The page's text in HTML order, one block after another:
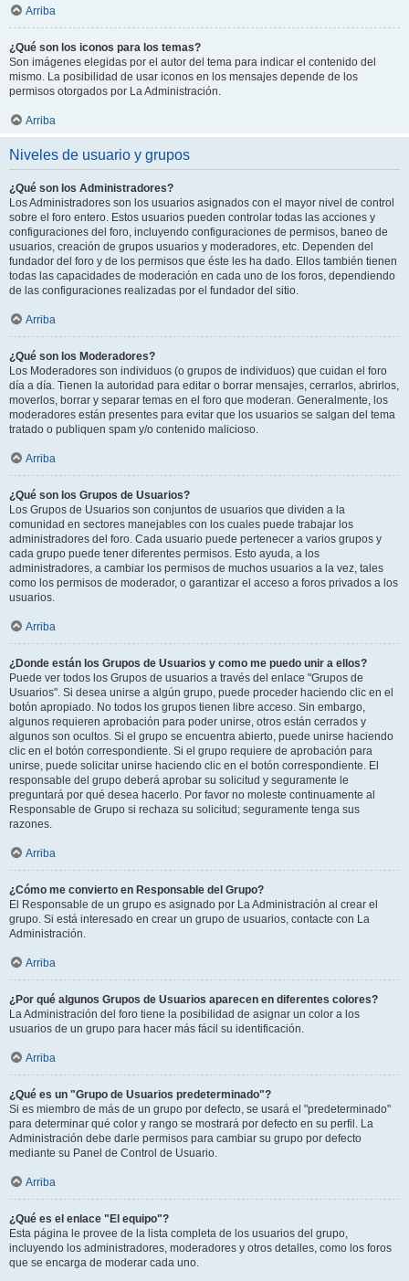
Arriba
¿Qué son los iconos para los temas?
Son imágenes elegidas por el autor del tema para indicar el contenido del
mismo. La posibilidad de usar iconos en los mensajes depende de los
permisos otorgados por La Administración.
Arriba
Niveles de usuario y grupos
¿Qué son los Administradores?
Los Administradores son los usuarios asignados con el mayor nivel de control
sobre el foro entero. Estos usuarios pueden controlar todas las acciones y
configuraciones del foro, incluyendo configuraciones de permisos, baneo de
usuarios, creación de grupos usuarios y moderadores, etc. Dependen del
fundador del foro y de los permisos que éste les ha dado. Ellos también tienen
todas las capacidades de moderación en cada uno de los foros, dependiendo
de las configuraciones realizadas por el fundador del sitio.
Arriba
¿Qué son los Moderadores?
Los Moderadores son individuos (o grupos de individuos) que cuidan el foro
día a día. Tienen la autoridad para editar o borrar mensajes, cerrarlos, abrirlos,
moverlos, borrar y separar temas en el foro que moderan. Generalmente, los
moderadores están presentes para evitar que los usuarios se salgan del tema
tratado o publiquen spam y/o contenido malicioso.
Arriba
¿Qué son los Grupos de Usuarios?
Los Grupos de Usuarios son conjuntos de usuarios que dividen a la
comunidad en sectores manejables con los cuales puede trabajar los
administradores del foro. Cada usuario puede pertenecer a varios grupos y
cada grupo puede tener diferentes permisos. Esto ayuda, a los
administradores, a cambiar los permisos de muchos usuarios a la vez, tales
como los permisos de moderador, o garantizar el acceso a foros privados a los
usuarios.
Arriba
¿Donde están los Grupos de Usuarios y como me puedo unir a ellos?
Puede ver todos los Grupos de usuarios a través del enlace "Grupos de
Usuarios". Si desea unirse a algún grupo, puede proceder haciendo clic en el
botón apropiado. No todos los grupos tienen libre acceso. Sin embargo,
algunos requieren aprobación para poder unirse, otros están cerrados y
algunos son ocultos. Si el grupo se encuentra abierto, puede unirse haciendo
clic en el botón correspondiente. Si el grupo requiere de aprobación para
unirse, puede solicitar unirse haciendo clic en el botón correspondiente. El
responsable del grupo deberá aprobar su solicitud y seguramente le
preguntará por qué desea hacerlo. Por favor no moleste continuamente al
Responsable de Grupo si rechaza su solicitud; seguramente tenga sus
razones.
Arriba
¿Cómo me convierto en Responsable del Grupo?
El Responsable de un grupo es asignado por La Administración al crear el
grupo. Si está interesado en crear un grupo de usuarios, contacte con La
Administración.
Arriba
¿Por qué algunos Grupos de Usuarios aparecen en diferentes colores?
La Administración del foro tiene la posibilidad de asignar un color a los
usuarios de un grupo para hacer más fácil su identificación.
Arriba
¿Qué es un "Grupo de Usuarios predeterminado"?
Si es miembro de más de un grupo por defecto, se usará el "predeterminado"
para determinar qué color y rango se mostrará por defecto en su perfil. La
Administración debe darle permisos para cambiar su grupo por defecto
mediante su Panel de Control de Usuario.
Arriba
¿Qué es el enlace "El equipo"?
Esta página le provee de la lista completa de los usuarios del grupo,
incluyendo los administradores, moderadores y otros detalles, como los foros
que se encarga de moderar cada uno.